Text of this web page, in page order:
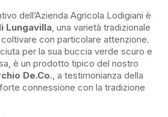
dell’Azienda Agricola Lodigiani è
Lungavilla, una varietà tradizionale
con particolare attenzione.
per la sua buccia verde scuro e
è un prodotto tipico del nostro
De.Co., a testimonianza della
connessione con la tradizione